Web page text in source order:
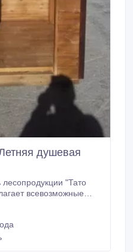
душевая
лесопродукции "Тато
всевозможные
следующих изделий: -